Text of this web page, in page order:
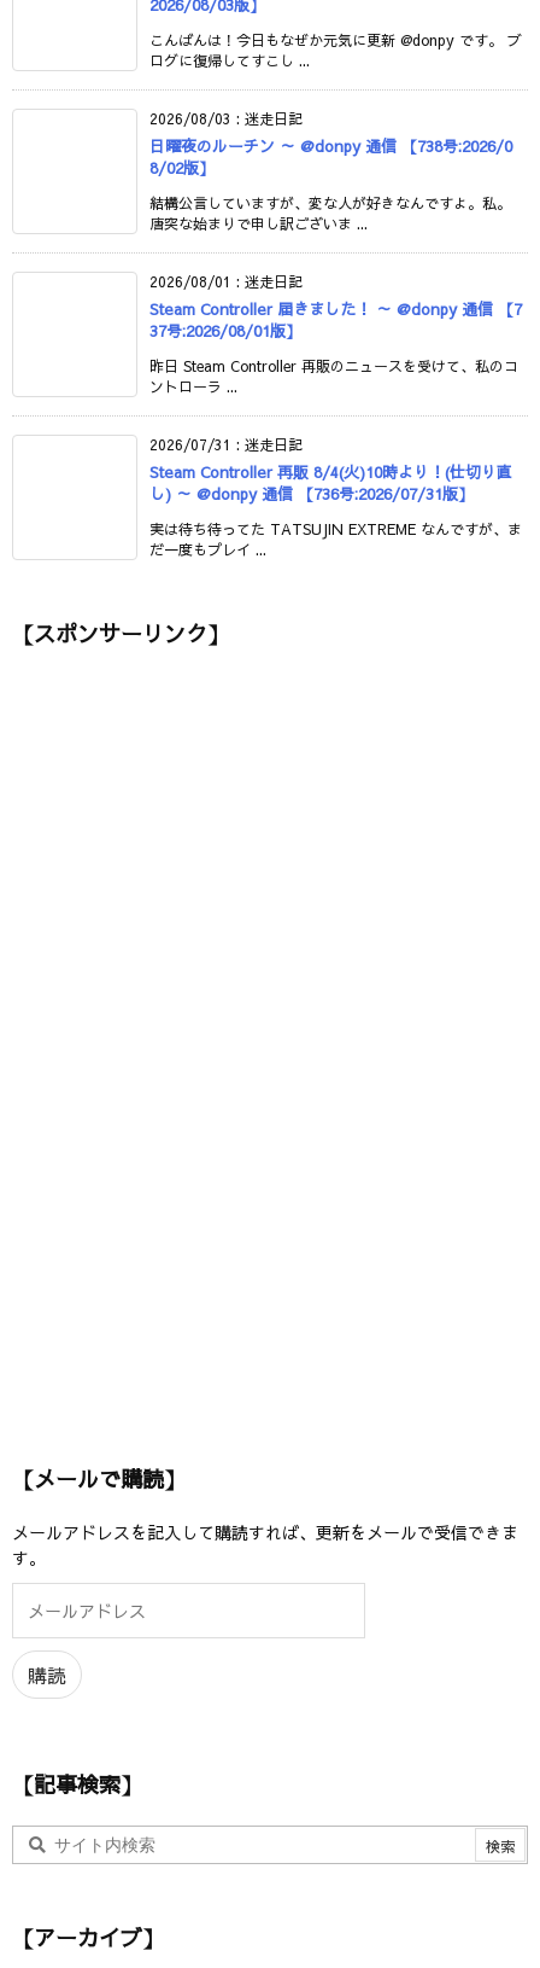
2026/08/03版】
こんばんは！今日もなぜか元気に更新 @donpy です。 ブ
ログに復帰してすこし ...
2026/08/03 : 迷走日記
日曜夜のルーチン ～ @donpy 通信 【738号:2026/0
8/02版】
結構公言していますが、変な人が好きなんですよ。私。
唐突な始まりで申し訳ございま ...
2026/08/01 : 迷走日記
Steam Controller 届きました！ ～ @donpy 通信 【7
37号:2026/08/01版】
昨日 Steam Controller 再販のニュースを受けて、私のコ
ントローラ ...
2026/07/31 : 迷走日記
Steam Controller 再販 8/4(火)10時より！(仕切り直
し) ～ @donpy 通信 【736号:2026/07/31版】
実は待ち待ってた TATSUJIN EXTREME なんですが、ま
だ一度もプレイ ...
【スポンサーリンク】
【メールで購読】
メールアドレスを記入して購読すれば、更新をメールで受信できま
す。
ル
ア
ド
購読
【記事検索】
【アーカイブ】